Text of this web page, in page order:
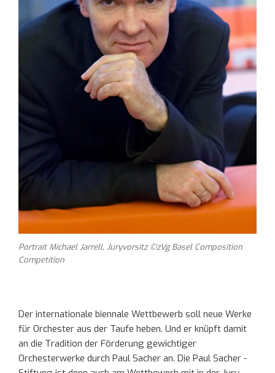
Portrait Michael Jarrell, Juryvorsitz ©zVg Basel Composition
Competition
Der internationale biennale Wettbewerb soll neue Werke
für Orchester aus der Taufe heben. Und er knüpft damit
an die Tradition der Förderung gewichtiger
Orchesterwerke durch Paul Sacher an. Die Paul Sacher -